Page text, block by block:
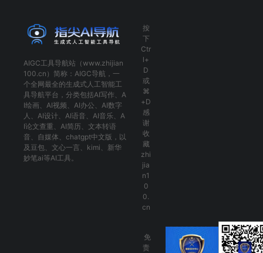
AIGC工具导航站（www.zhijian
100.cn）简称： AIGC导航 ，一
个全网最全的生成式人工智能工
具导航平台，分类包括AI写作 、 A
I绘画 、 AI视频 、 AI办公 、 AI数字
人 、 AI设计、 AI语音、 AI音乐、 A
I论文查重 、 AI简历 、 文本转语
音、 自媒体 、 chatgpt中文版 ，以
及 豆包、 文心一言 、 kimi 、 新华
妙笔ai等AI工具。
按
下
Ctr
l+
D
或
⌘
+D
感
谢
收
藏
zhi
jia
n1
0
0.
cn
免
责